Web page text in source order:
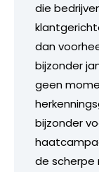
die
dan
bijzonder
geen
bijzonder
de scherpe